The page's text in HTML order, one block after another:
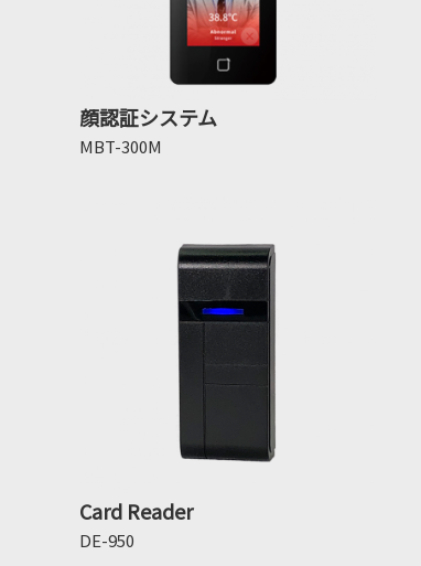
顔認証システム
MBT-300M
Card Reader
DE-950